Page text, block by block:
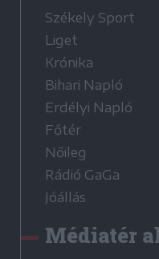
Székely Sport
Liget
Krónika
Bihari Napló
Erdélyi Napló
Főtér
Nőileg
Rádió GaGa
Jóállás
Médiatér